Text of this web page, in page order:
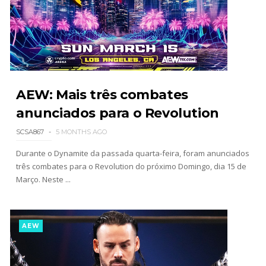
Semana em Sexyness No.52
SCSA867-Aug 02 2026
WWE SummerSlam 2026 - Saturday
Unknown -Aug 01 2026
WWE Friday Night Smackdown 31 July 2026
Unknown-Aug 01 2026
TNA iMPACT Wrestling 30 July 2026
Unknown Jul 31 2026
AEW: Mais três combates
anunciados para o Revolution
SCSA867 5 MONTHS AGO
Durante o Dynamite da passada quarta-feira, foram anunciados
três combates para o Revolution do próximo Domingo, dia 15 de
Março. Neste ...
AEW